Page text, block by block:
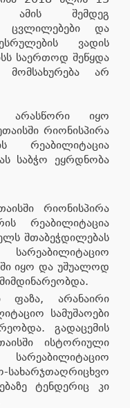
ამის შემდეგ
ცვლილებები და
ვადის
საერთოდ შეწყდა
არ
არასწორი იყო
რიონისპირა
რეაბილიტაცია
საბჭო ეყრდნობა
რიონისპირა
რეაბილიტაცია
შთაბეჭდილებას
იყო და უშუალოდ
არანაირი
სამუშაოები
გადაცემის
ისტორიული
სახარჯთაღრიცხვო
ტენდერიც კი